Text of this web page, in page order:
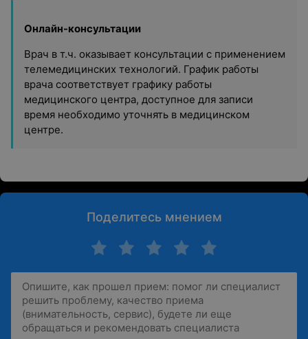
Онлайн-консультации
Врач в т.ч. оказывает консультации с применением
телемедицинских технологий. График работы
врача соответствует графику работы
медицинского центра, доступное для записи
время необходимо уточнять в медицинском
центре.
Поделитесь мнением